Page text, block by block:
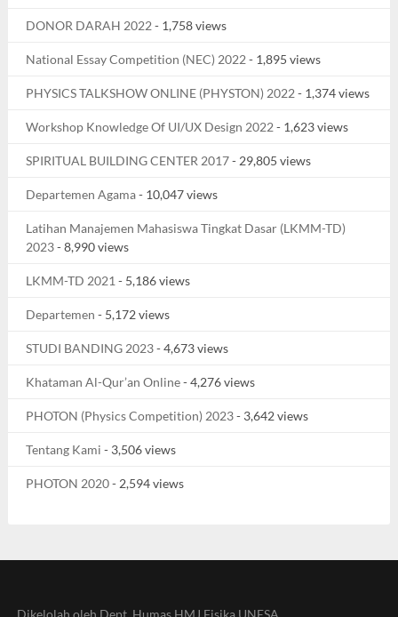
DONOR DARAH 2022 - 1,758 views
National Essay Competition (NEC) 2022 - 1,895 views
PHYSICS TALKSHOW ONLINE (PHYSTON) 2022 - 1,374 views
Workshop Knowledge Of UI/UX Design 2022 - 1,623 views
SPIRITUAL BUILDING CENTER 2017- 29,805 views
Departemen Agama- 10,047 views
Latihan Manajemen Mahasiswa Tingkat Dasar (LKMM-TD)
2023- 8,990 views
LKMM-TD 2021 - 5,186 views
Departemen - 5,172 views
STUDI BANDING 2023- 4,673 views
Khataman Al-Qur’an Online- 4,276 views
PHOTON (Physics Competition) 2023- 3,642 views
Tentang Kami - 3,506 views
PHOTON 2020- 2,594 views
Dikelolah oleh Dept. Humas HMJ Fisika UNESA